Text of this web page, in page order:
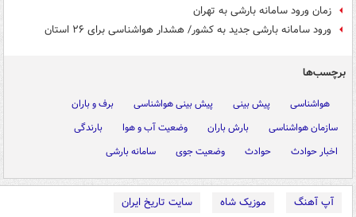
زمان ورود سامانه بارشی به تهران
ورود سامانه بارشی جدید به کشور/ هشدار هواشناسی برای ۲۶ استان
برچسب‌ها
هواشناسی پیش بینی پیش بینی هواشناسی
برف و باران
سازمان هواشناسی
بارش باران وضعیت آب و هوا
بارندگی
اخبار حوادث
حوادث وضعیت جوی سامانه بارشی
آپ آهنگ موزیک شاه
سایت تاریخ ایران